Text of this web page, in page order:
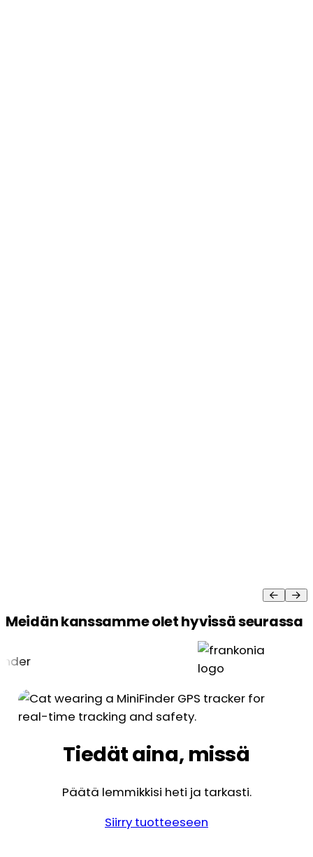
Meidän kanssamme olet hyvissä seurassa
Tiedät aina, missä
Päätä lemmikkisi heti ja tarkasti.
Siirry tuotteeseen